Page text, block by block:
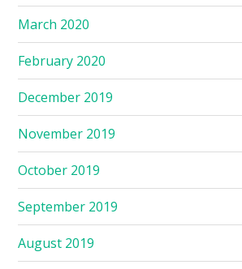
March 2020
February 2020
December 2019
November 2019
October 2019
September 2019
August 2019